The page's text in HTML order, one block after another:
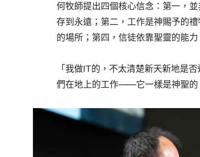
何牧師提出四個核心信念：第一，
存到永遠；第二，工作是神賜予的
的場所；第四，信徒依靠聖靈的能
「我做IT的，不太清楚新天新地是
們在地上的工作——它一樣是神聖的